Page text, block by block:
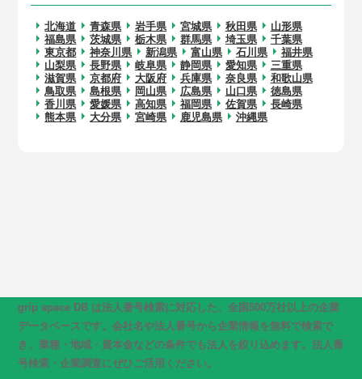
北海道 青森県 岩手県 宮城県 秋田県
山形県
福島県
茨城県 栃木県 群馬県 埼玉県
千葉県
東京都
神奈川県 新潟県 富山県 石川県
福井県
山梨県
長野県 岐阜県 静岡県 愛知県
三重県
滋賀県
京都府 大阪府 兵庫県 奈良県
和歌山県
鳥取県
島根県 岡山県 広島県 山口県
徳島県
香川県
愛媛県 高知県 福岡県 佐賀県
長崎県
熊本県
大分県 宮崎県 鹿児島県 沖縄県
grip space DB は法人番号検索に対応した、全国500万社以上の企業
データベースです。会社名や法人番号から企業情報を無料で検索で
き、業種・地域・資本金などの条件でも法人を絞り込めます。法人番
号検索・企業調査にぜひご活用ください。